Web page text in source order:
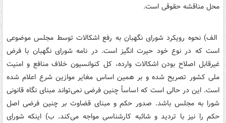
محل مناقشه حقوقی است.
الف) نحوه رویکرد شورای نگهبان به رفع اشکالات توسط مجلس موضوعی
است که در نوع خود حیرت انگیز است. در نامه شورای نگهبان با فرض
غیرقابل اصلاح بودن اشکالات وارده، کل کنوانسیون خلاف منافع و امنیت
ملی کشور تصریح شده و بر همین اساس مغایر موازین شرع اعلام شده
است. این در حالی است که اساساً چنین فرضی نمی‌تواند مبنای نگاه قانونی
شورا به مجلس باشد. صدور حکم و مبنای قضاوت بر چنین فرضی اصل
حکم را نیز با تردید و شائبه کارشناسی مواجه می‌کند. ب) اینکه شورای